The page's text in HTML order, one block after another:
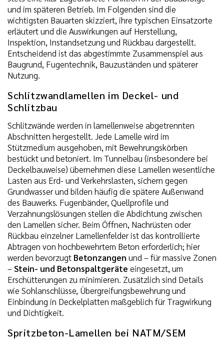
und im späteren Betrieb. Im Folgenden sind die
wichtigsten Bauarten skizziert, ihre typischen Einsatzorte
erläutert und die Auswirkungen auf Herstellung,
Inspektion, Instandsetzung und Rückbau dargestellt.
Entscheidend ist das abgestimmte Zusammenspiel aus
Baugrund, Fugentechnik, Bauzuständen und späterer
Nutzung.
Schlitzwandlamellen im Deckel- und
Schlitzbau
Schlitzwände werden in lamellenweise abgetrennten
Abschnitten hergestellt. Jede Lamelle wird im
Stützmedium ausgehoben, mit Bewehrungskörben
bestückt und betoniert. Im Tunnelbau (insbesondere bei
Deckelbauweise) übernehmen diese Lamellen wesentliche
Lasten aus Erd- und Verkehrslasten, sichern gegen
Grundwasser und bilden häufig die spätere Außenwand
des Bauwerks. Fugenbänder, Quellprofile und
Verzahnungslösungen stellen die Abdichtung zwischen
den Lamellen sicher. Beim Öffnen, Nachrüsten oder
Rückbau einzelner Lamellenfelder ist das kontrollierte
Abtragen von hochbewehrtem Beton erforderlich; hier
werden bevorzugt Betonzangen und – für massive Zonen
–Stein- und Betonspaltgeräte eingesetzt, um
Erschütterungen zu minimieren. Zusätzlich sind Details
wie Sohlanschlüsse, Übergreifungsbewehrung und
Einbindung in Deckelplatten maßgeblich für Tragwirkung
und Dichtigkeit.
Spritzbeton-Lamellen bei NATM/SEM